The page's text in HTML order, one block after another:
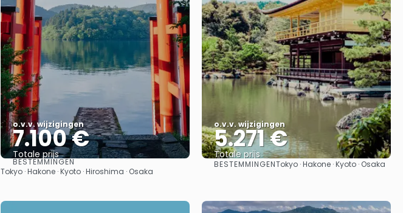
o.v.v. wijzigingen
7.100 €
Totale prijs
Bekijk
BESTEMMINGEN
Tokyo · Hakone · Kyoto · Hiroshima · Osaka
o.v.v. wijzigingen
5.271 €
Totale prijs
Bekijk
BESTEMMINGENTokyo · Hakone · Kyoto · Osaka